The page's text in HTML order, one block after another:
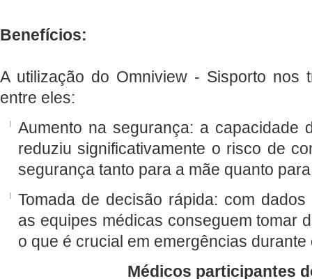
Benefícios:
A utilização do Omniview - Sisporto nos
entre eles:
Aumento na segurança: a capacidade
reduziu significativamente o risco de
segurança tanto para a mãe quanto
Tomada de decisão rápida: com
as equipes médicas conseguem tomar
o que é crucial em emergências durante
Médicos participantes